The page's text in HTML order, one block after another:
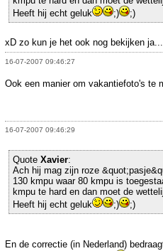
Heeft hij echt geluk
;) ;)
xD zo kun je het ook nog bekijken ja....
16-07-2007 09:46:27
Ook een manier om vakantiefoto's te
16-07-2007 09:46:29
Quote Xavier:
Ach hij mag zijn roze
130 kmpu waar 80 kmpu is
kmpu te hard en dan moet de
Heeft hij echt geluk
;) ;)
En de correctie (in Nederland)